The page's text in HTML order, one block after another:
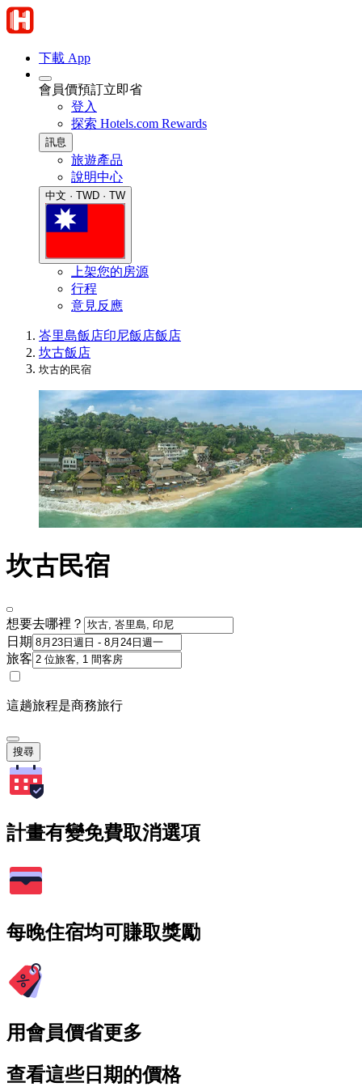
下載 App
會員價預訂立即省
登入
探索 Hotels.com Rewards
訊息
旅遊產品
說明中心
中文 · TWD · TW
上架您的房源
行程
意見反應
峇里島飯店印尼飯店飯店
坎古飯店
坎古的民宿
坎古民宿
想要去哪裡？
日期
旅客
這趟旅程是商務旅行
搜尋
計畫有變免費取消選項
每晚住宿均可賺取獎勵
用會員價省更多
查看這些日期的價格